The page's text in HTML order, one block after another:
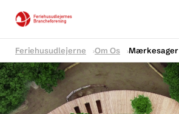
Feriehusudlejerne Om Os Mærkesager